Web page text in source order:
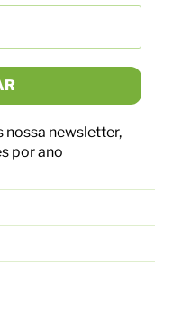
nossa newsletter,
por ano